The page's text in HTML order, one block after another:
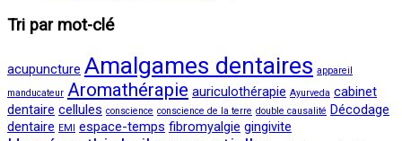
Tri par mot-clé
acupuncture Amalgames dentaires appareil
manducateur Aromathérapie auriculothérapie Ayurveda cabinet
dentaire cellules conscience conscience de la terre double causalité Décodage
dentaire EMI espace-temps fibromyalgie gingivite